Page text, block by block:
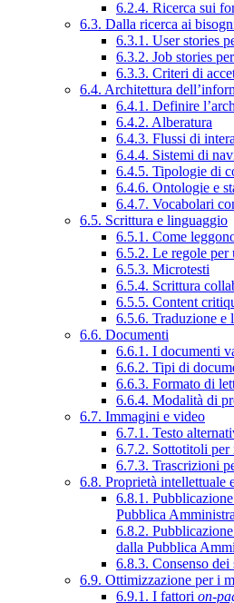
6.2.4. Ricerca sui
6.3. Dalla ricerca ai
6.3.1. User stories
6.3.2. Job stories
6.3.3. Criteri di
6.4. Architettura
6.4.1. Definire
6.4.2. Alberatura
6.4.3. Flussi di
6.4.4. Sistemi di
6.4.5. Tipologie di
6.4.6. Ontologie e
6.4.7. Vocabolari
6.5. Scrittura e linguaggio
6.5.1. Come
6.5.2. Le regole per
6.5.3. Microtesti
6.5.4. Scrittura
6.5.5. Content
6.5.6. Traduzione e
6.6. Documenti
6.6.1. I documenti
6.6.2. Tipi di
6.6.3. Formato di
6.6.4. Modalità di
6.7. Immagini e video
6.7.1. Testo
6.7.2. Sottotitoli per
6.7.3. Trascrizioni
6.8. Proprietà intellettuale
6.8.1.
Pubblica
6.8.2.
dalla Pubblica
6.8.3. Consenso
6.9. Ottimizzazione per i
6.9.1. I fattori on-